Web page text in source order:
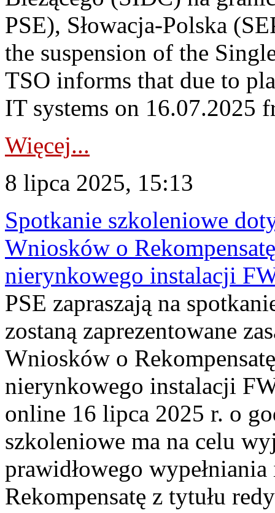
PSE), Słowacja-Polska
the suspension of the
TSO informs that due to
IT systems on 16.07.2025
Więcej...
8 lipca 2025, 15:13
Spotkanie szkoleniowe
Wniosków o
nierynkowego instalacji
PSE zapraszają na
zostaną zaprezentowane
Wniosków o
nierynkowego instalacji
online 16 lipca 2025 r. o
szkoleniowe ma na celu
prawidłowego
Rekompensatę z tytułu